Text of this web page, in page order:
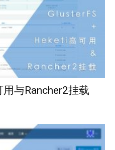
与Rancher2挂载